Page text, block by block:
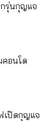
รุ่นกุญแจ
คอนโด
ปิดกุญแจ